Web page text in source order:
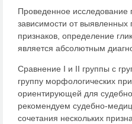
Проведенное исследование
зависимости от
признаков, определение
является абсолютным
Сравнение I и II группы с
группу морфологических
ориентирующей для
рекомендуем судебно-
сочетания нескольких